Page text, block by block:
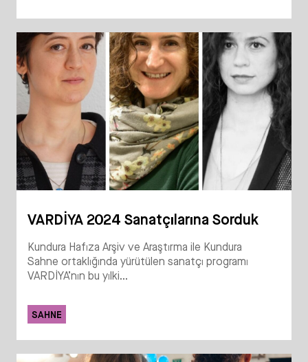
VARDİYA 2024 Sanatçılarına Sorduk
Kundura Hafıza Arşiv ve Araştırma ile Kundura
Sahne ortaklığında yürütülen sanatçı programı
VARDİYA’nın bu yılki...
SAHNE